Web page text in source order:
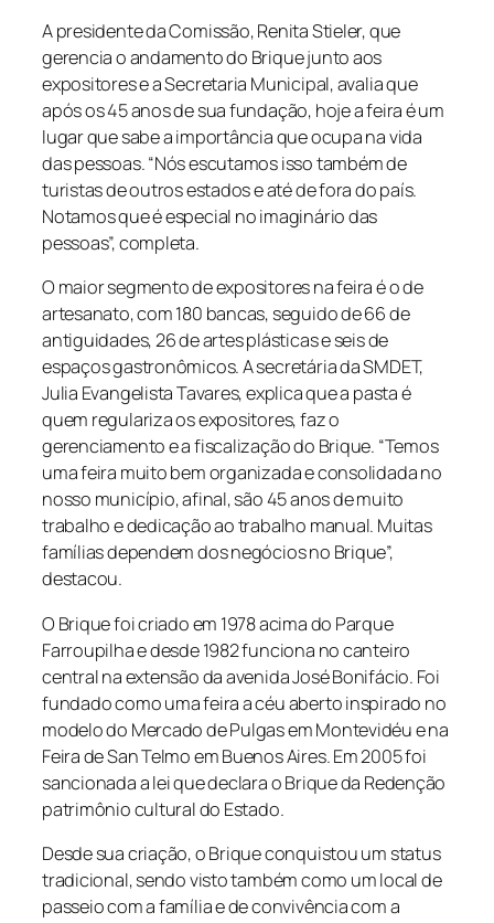
A presidente da Comissão, Renita Stieler, que
gerencia o andamento do Brique junto aos
expositores e a Secretaria Municipal, avalia que
após os 45 anos de sua fundação, hoje a feira é um
lugar que sabe a importância que ocupa na vida
das pessoas. “Nós escutamos isso também de
turistas de outros estados e até de fora do país.
Notamos que é especial no imaginário das
pessoas”, completa.
O maior segmento de expositores na feira é o de
artesanato, com 180 bancas, seguido de 66 de
antiguidades, 26 de artes plásticas e seis de
espaços gastronômicos. A secretária da SMDET,
Julia Evangelista Tavares, explica que a pasta é
quem regulariza os expositores, faz o
gerenciamento e a fiscalização do Brique. “Temos
uma feira muito bem organizada e consolidada no
nosso município, afinal, são 45 anos de muito
trabalho e dedicação ao trabalho manual. Muitas
famílias dependem dos negócios no Brique”,
destacou.
O Brique foi criado em 1978 acima do Parque
Farroupilha e desde 1982 funciona no canteiro
central na extensão da avenida José Bonifácio. Foi
fundado como uma feira a céu aberto inspirado no
modelo do Mercado de Pulgas em Montevidéu e na
Feira de San Telmo em Buenos Aires. Em 2005 foi
sancionada a lei que declara o Brique da Redenção
patrimônio cultural do Estado.
Desde sua criação, o Brique conquistou um status
tradicional, sendo visto também como um local de
passeio com a família e de convivência com a